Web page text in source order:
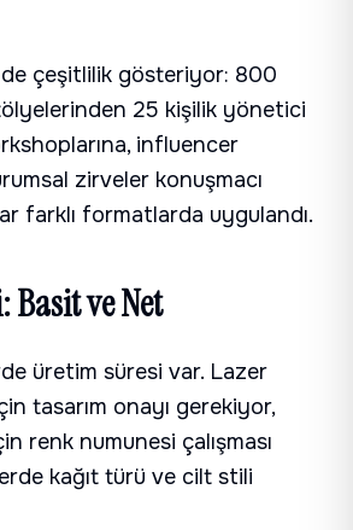
çeşitlilik gösteriyor: 800
25 kişilik yönetici
influencer
zirveler konuşmacı
farklı formatlarda uygulandı.
Basit ve Net
üretim süresi var. Lazer
tasarım onayı gerekiyor,
renk numunesi çalışması
kağıt türü ve cilt stili